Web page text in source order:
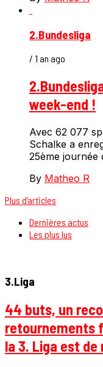
2.Bundesliga
/ 1 an ago
week-end !
Avec 62 077
Schalke a
25ème journée
By Matheo R
Plus d’articles
Dernières actus
Les plus lus
3.Liga
44 buts, un
retournements
la 3. Liga est de